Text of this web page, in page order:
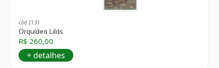
cód 2131
Orquídea Lilás
R$ 260,00
+ detalhes